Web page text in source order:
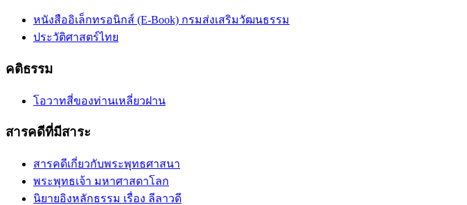
หนังสืออิเล็กทรอนิกส์ (E-Book) กรมส่งเสริมวัฒนธรรม
ประวัติศาสตร์ไทย
คติธรรม
โอวาทสี่ของท่านเหลี่ยวฝาน
สารคดีที่มีสาระ
สารคดีเกี่ยวกับพระพุทธศาสนา
พระพุทธเจ้า มหาศาสดาโลก
นิยายอิงหลักธรรม เรื่อง ลีลาวดี